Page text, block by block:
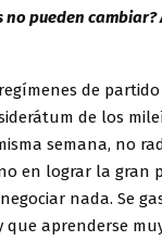
pueden
de
de los
semana, no
en lograr la gran
nada. Se
aprenderse